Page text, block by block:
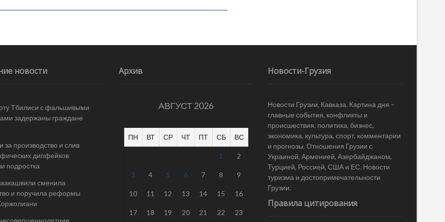
новости
Тбилиси с фальшивыми
задержаны граждане
за производство и слив
дипфейков
подростка
сменила
и поручила реформы
Архив
АВГУСТ 2026
ПН ВТ СР ЧТ ПТ СБ ВС
1 2
3 4 5 6 7 8 9
10 11 12 13 14 15 16
17 18 19 20 21 22 23
Новости-Грузия
Новости Грузии, Кавказа. Картина дня –
главные события, конфликты и
происшествия, политика, бизнес,
экономика, культура, спорт, комментарии
и прогнозы. Отношения Грузии с
Украиной, Арменией, Азербайджаном,
Турцией, Россией, США и ЕС. Новости
туризма и достопримечательности
Грузии.
Правила цитирования